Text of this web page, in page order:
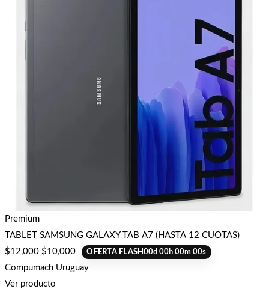
Premium
TABLET SAMSUNG GALAXY TAB A7 (HASTA 12 CUOTAS)
$12,000 $10,000 OFERTA FLASH00d00h00m00s
Compumach Uruguay
Ver producto